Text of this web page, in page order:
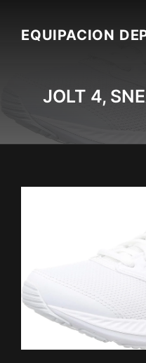
contentEQUIPACION
JOLT 4,